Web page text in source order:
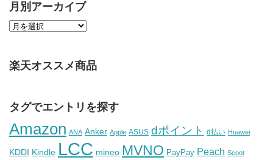
月別アーカイブ
楽天オススメ商品
タグでエントリを探す
Amazon ANA Anker Apple ASUS dポイント d払い Huawei
KDDI Kindle LCC mineo MVNO PayPay Peach Scoot